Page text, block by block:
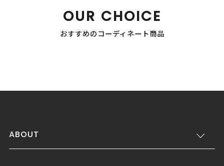
OUR CHOICE
おすすめのコーディネート商品
ABOUT